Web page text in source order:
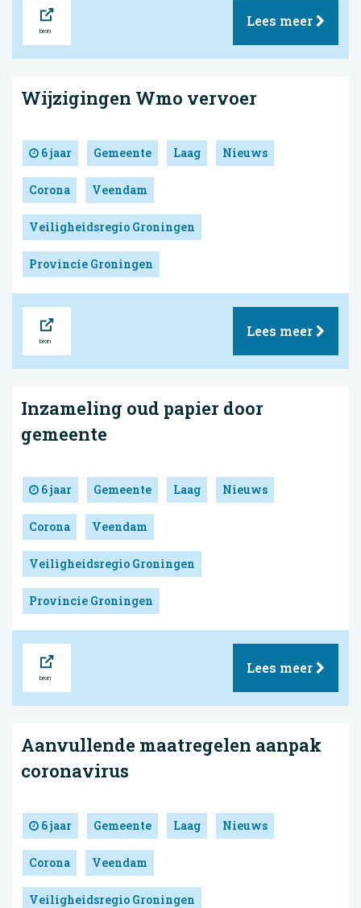
Lees meer
Wijzigingen Wmo vervoer
6 jaar Gemeente Laag Nieuws
Corona Veendam
Veiligheidsregio Groningen
Provincie Groningen
Lees meer
Inzameling oud papier door
gemeente
6 jaar Gemeente Laag Nieuws
Corona Veendam
Veiligheidsregio Groningen
Provincie Groningen
Lees meer
Aanvullende maatregelen aanpak
coronavirus
6 jaar Gemeente Laag Nieuws
Corona Veendam
Veiligheidsregio Groningen